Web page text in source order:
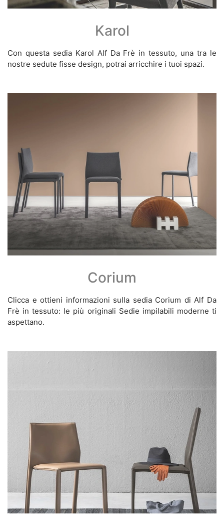
Karol
Con questa sedia Karol Alf Da Frè in tessuto, una tra le
nostre sedute fisse design, potrai arricchire i tuoi spazi.
Corium
Clicca e ottieni informazioni sulla sedia Corium di Alf Da
Frè in tessuto: le più originali Sedie impilabili moderne ti
aspettano.